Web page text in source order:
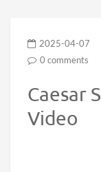
2025-04-07
0 comments
Caesar
Video